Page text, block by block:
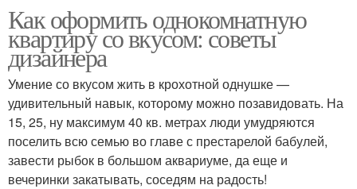
Как оформить однокомнатную
квартиру со вкусом: советы
дизайнера
Умение со вкусом жить в крохотной однушке —
удивительный навык, которому можно позавидовать. На
15, 25, ну максимум 40 кв. метрах люди умудряются
поселить всю семью во главе с престарелой бабулей,
завести рыбок в большом аквариуме, да еще и
вечеринки закатывать, соседям на радость!